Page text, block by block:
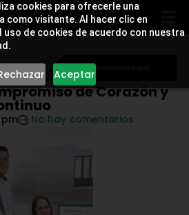
cookies para ofrecerle una
como visitante. Al hacer clic en
uso de cookies de acuerdo con nuestra
Aceptar
de Corazón y
pm No hay comentarios